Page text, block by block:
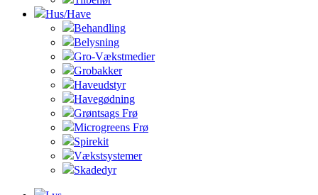
Hus/Have
Behandling
Belysning
Gro-Vækstmedier
Grobakker
Haveudstyr
Havegødning
Grøntsags Frø
Microgreens Frø
Spirekit
Vækstsystemer
Skadedyr